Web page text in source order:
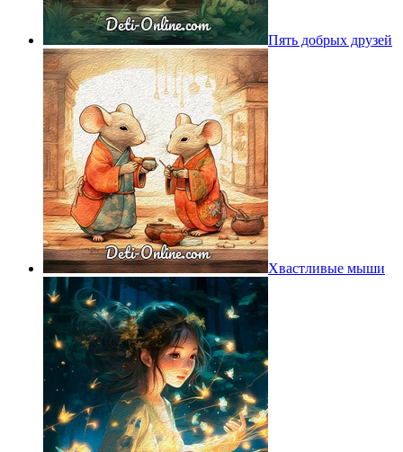
Пять добрых друзей
Хвастливые мыши